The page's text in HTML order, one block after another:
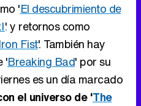
'El descubrimiento de
' y retornos como
Iron Fist'. También hay
'Breaking Bad' por su
es un día marcado
el universo de 'The